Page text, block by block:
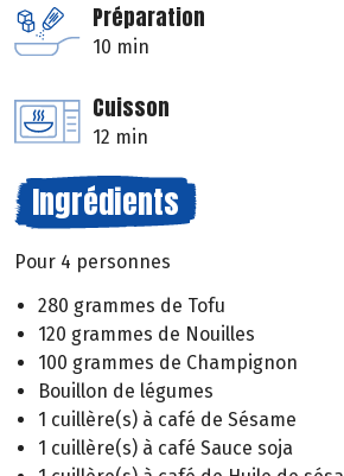
Préparation
10 min
Cuisson
12 min
Ingrédients
Pour 4 personnes
280 grammes de Tofu
120 grammes de Nouilles
100 grammes de Champignon
Bouillon de légumes
1 cuillère(s) à café de Sésame
1 cuillère(s) à café Sauce soja